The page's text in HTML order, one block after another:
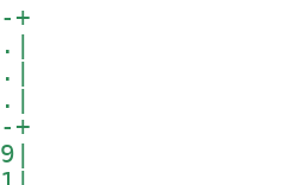
+
+